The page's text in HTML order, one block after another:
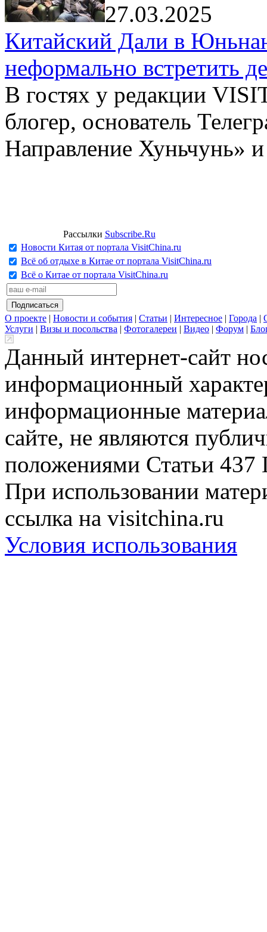
27.03.2025
Китайский Дали в
неформально встретить
В гостях у редакции
блогер, основатель
Направление Хуньчунь»
Рассылки Subscribe.Ru
Новости Китая от портала VisitChina.ru
Всё об отдыхе в Китае от портала VisitChina.ru
Всё о Китае от портала VisitChina.ru
О проекте | Новости и события | Статьи | Интересное | Города |
Услуги | Визы и посольства | Фотогалереи | Видео | Форум |
Данный интернет-сайт
информационный
информационные
сайте, не являются
положениями Статьи 437
При использовании
ссылка на visitchina.ru
Условия использования